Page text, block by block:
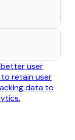
user
to retain user
data to